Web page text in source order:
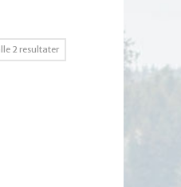
2 resultaterSortert